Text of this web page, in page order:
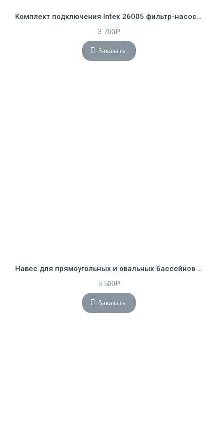
Комплект подключения Intex 26005 фильтр-насоса от 7200 л/ч, шланг 38 мм
3 700₽
Заказать
Навес для прямоугольных и овальных бассейнов Intex 28054
5 500₽
Заказать